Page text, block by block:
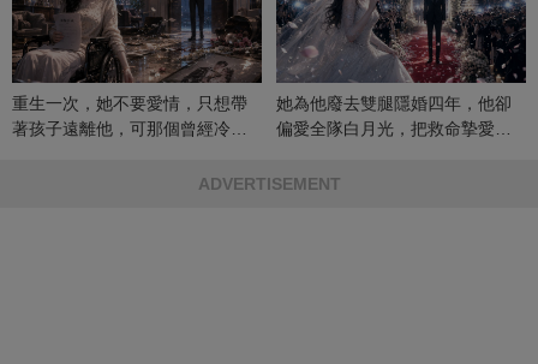
重生一次，她不要愛情，只想帶
著孩子遠離他，可那個曾經冷漠
她為他廢去雙腿隱婚四年，他卻
偏愛全隊白月光，把救命摯愛當
ADVERTISEMENT